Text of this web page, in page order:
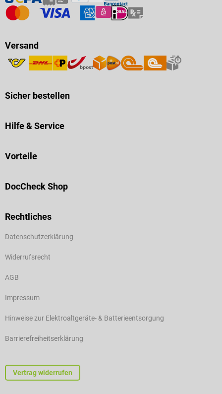
Versand
Sicher bestellen
Hilfe & Service
Vorteile
DocCheck Shop
Rechtliches
Datenschutzerklärung
Widerrufsrecht
AGB
Impressum
Hinweise zur Elektroaltgeräte- & Batterieentsorgung
Barrierefreiheitserklärung
Vertrag widerrufen